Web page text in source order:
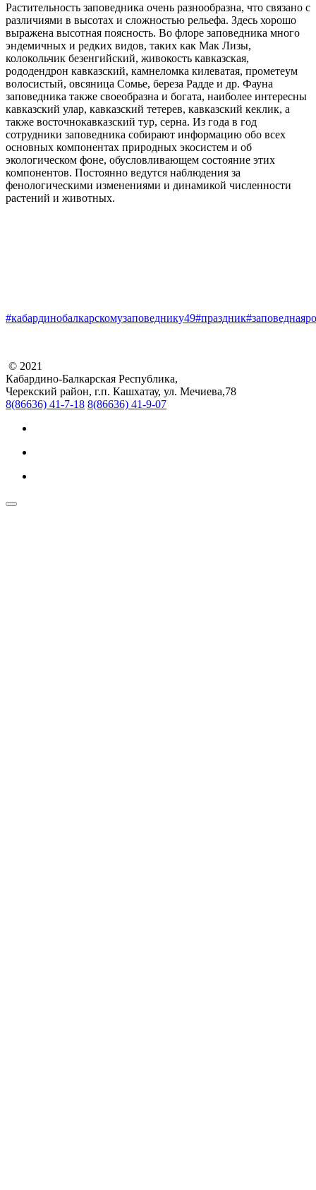
Растительность заповедника очень разнообразна, что связано с
различиями в высотах и сложностью рельефа. Здесь хорошо
выражена высотная поясность. Во флоре заповедника много
эндемичных и редких видов, таких как Мак Лизы,
колокольчик безенгийский, живокость кавказская,
рододендрон кавказский, камнеломка килеватая, прометеум
волосистый, овсяница Сомье, береза Радде и др. Фауна
заповедника также своеобразна и богата, наиболее интересны
кавказский улар, кавказский тетерев, кавказский кеклик, а
также восточнокавказский тур, серна. Из года в год
сотрудники заповедника собирают информацию обо всех
основных компонентах природных экосистем и об
экологическом фоне, обусловливающем состояние этих
компонентов. Постоянно ведутся наблюдения за
фенологическими изменениями и динамикой численности
растений и животных.
#кабардинобалкарскомузаповеднику49#праздник
© 2021
Кабардино-Балкарская Республика,
Черекский район, г.п. Кашхатау, ул. Мечиева,78
8(86636) 41-7-18 8(86636) 41-9-07